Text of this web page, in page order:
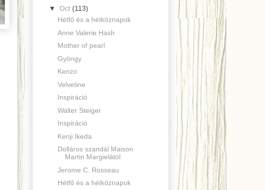
▼ Oct (113)
Hétfő és a hétköznapok
Anne Valerie Hash
Mother of pearl
Gyöngy
Kenzo
Velvetine
Inspiráció
Walter Steiger
Inspiráció
Kenji Ikeda
Dolláros szandál Maison
Martin Margielától
Jerome C. Rosseau
Hétfő és a hétköznapok